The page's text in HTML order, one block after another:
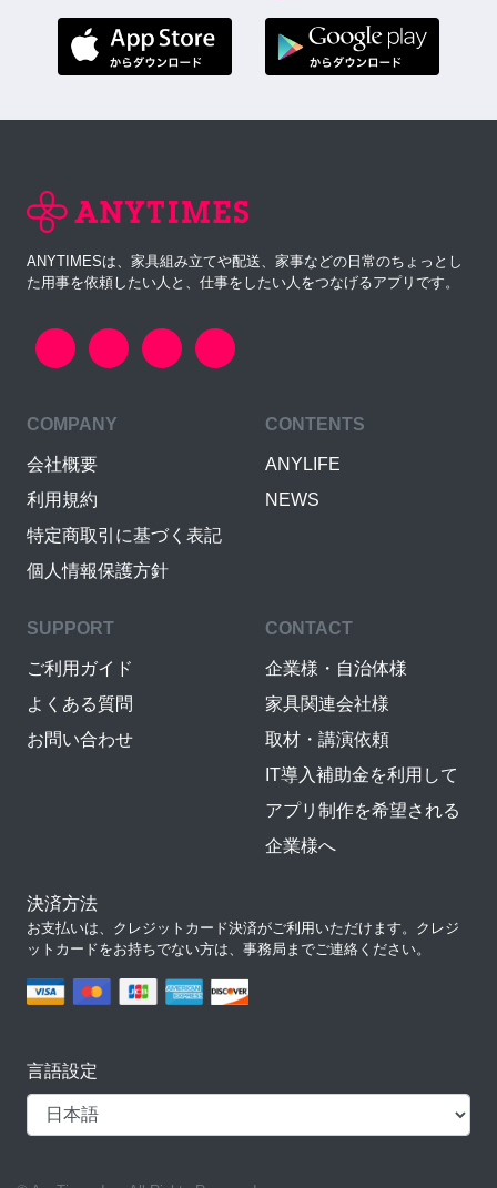
ANYTIMESは、家具組み立てや配送、家事などの日常のちょっとし
た用事を依頼したい人と、仕事をしたい人をつなげるアプリです。
COMPANY
会社概要
利用規約
特定商取引に基づく表記
個人情報保護方針
CONTENTS
ANYLIFE
NEWS
SUPPORT
ご利用ガイド
よくある質問
お問い合わせ
CONTACT
企業様・自治体様
家具関連会社様
取材・講演依頼
IT導入補助金を利用して
アプリ制作を希望される
企業様へ
決済方法
お支払いは、クレジットカード決済がご利用いただけます。クレジ
ットカードをお持ちでない方は、事務局までご連絡ください。
言語設定